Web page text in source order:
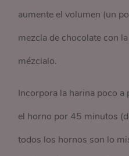
aumente el volumen (un
mezcla de chocolate con
mézclalo.
Incorpora la harina poco
el horno por 45 minutos
todos los hornos son lo